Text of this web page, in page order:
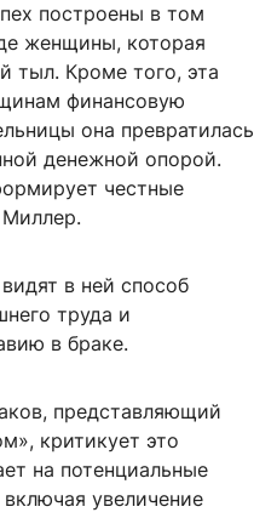
построены в том
женщины, которая
тыл. Кроме того, эта
финансовую
она превратилась
денежной опорой.
честные
в ней способ
труда и
в браке.
представляющий
критикует это
на потенциальные
увеличение